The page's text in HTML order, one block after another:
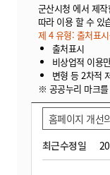
군산시청 에서 제
따라 이용 할 수 있
제 4 유형: 출처표
출처표시
비상업적 이용
변형 등 2차적
※ 공공누리 마크
최근수정일
홈페이지 개선